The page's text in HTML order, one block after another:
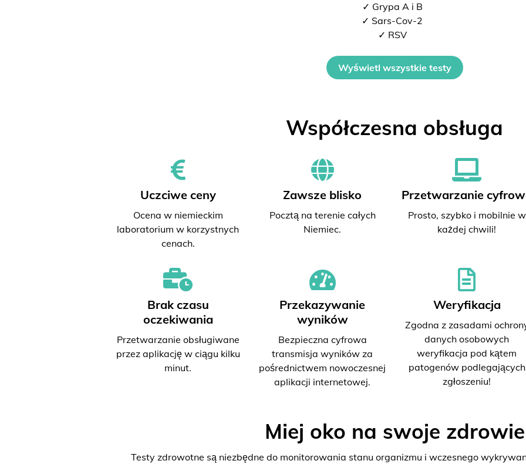
✓ Grypa A i B
✓ Sars-Cov-2
✓ RSV
Wyświetl wszystkie testy
Współczesna obsługa
Uczciwe ceny
Ocena w niemieckim
laboratorium w korzystnych
cenach.
Zawsze blisko
Pocztą na terenie całych
Niemiec.
Przetwarzanie
Prosto, szybko i mobilnie w
każdej chwili!
Brak czasu
oczekiwania
Przetwarzanie obsługiwane
przez aplikację w ciągu kilku
minut.
Przekazywanie
wyników
Bezpieczna cyfrowa
transmisja wyników za
pośrednictwem nowoczesnej
aplikacji internetowej.
Weryfikacja
Zgodna z zasadami
danych osobowych
weryfikacja pod kątem
patogenów podlegających
zgłoszeniu!
Miej oko na swoje zdrowie
Testy zdrowotne są niezbędne do monitorowania stanu organizmu i wczesnego